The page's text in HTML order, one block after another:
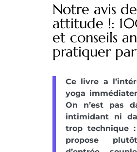
Notre avis
attitude !:
et conseils
pratiquer
Ce livre a
yoga
On n’est pas
intimidant ni
trop technique
propose